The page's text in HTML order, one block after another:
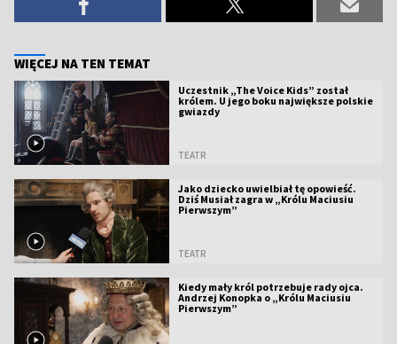
WIĘCEJ NA TEN TEMAT
Uczestnik „The Voice Kids” został
królem. U jego boku największe polskie
gwiazdy
TEATR
Jako dziecko uwielbiał tę opowieść.
Dziś Musiał zagra w „Królu Maciusiu
Pierwszym”
TEATR
Kiedy mały król potrzebuje rady ojca.
Andrzej Konopka o „Królu Maciusiu
Pierwszym”